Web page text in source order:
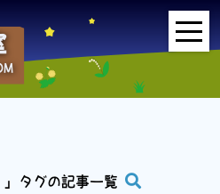
タグの記事一覧